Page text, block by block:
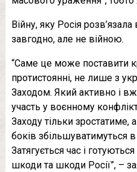
Війну, яку Росія
завгодно, але не війною.
“Саме це може поставити
протистоянні, не лише з
Заходом. Який активно і
участь у воєнному
Заходу тільки зростатиме,
боків збільшуватимуться в
Затягується час і
шкоди та шкоди Росії”, –